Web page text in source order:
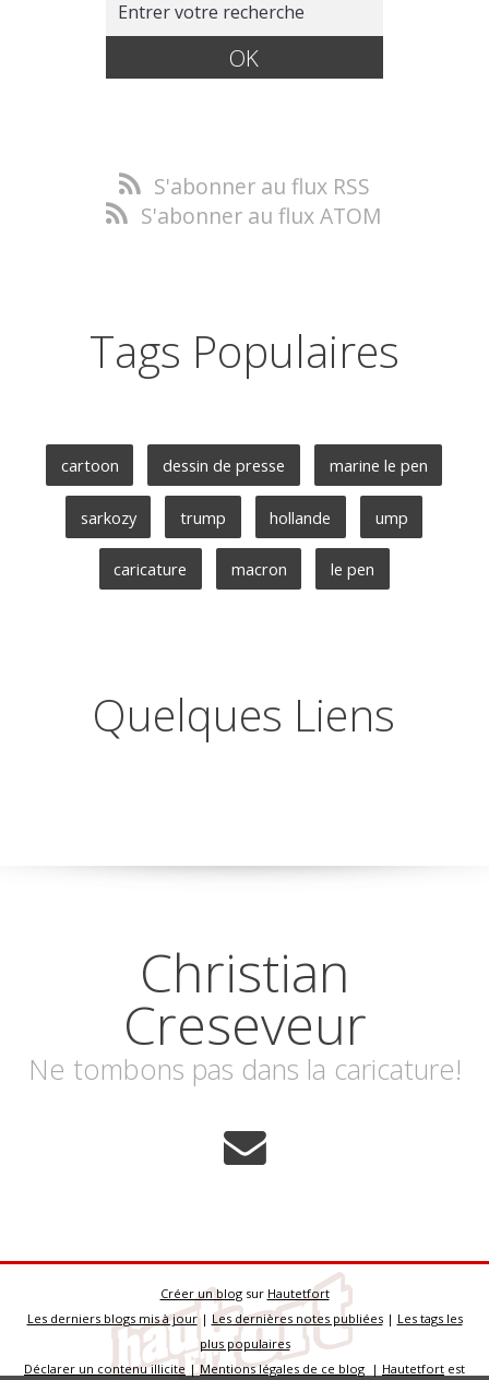
S'abonner au flux RSS
S'abonner au flux ATOM
Tags Populaires
cartoon dessin de presse marine le pen
sarkozy trump hollande ump
caricature macron le pen
Quelques Liens
Christian
Creseveur
Ne tombons pas dans la caricature!
Créer un blogsur Hautetfort
Les derniers blogs mis à jour| Les dernières notes publiées| Les tags les
plus populaires
Déclarer un contenu illicite |Mentions légales de ce blog | Hautetfort est